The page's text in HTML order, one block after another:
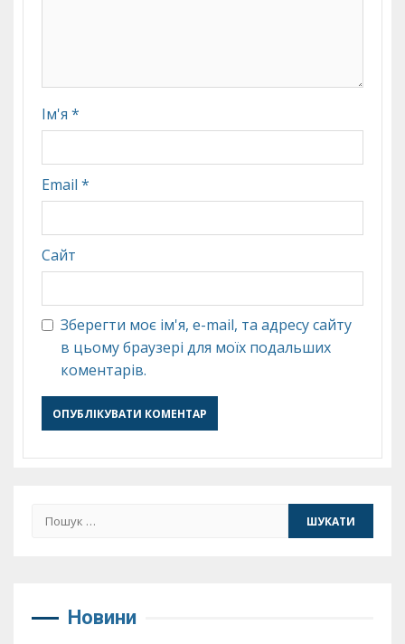
Ім'я *
Email *
Сайт
Зберегти моє ім'я, e-mail, та адресу сайту
в цьому браузері для моїх подальших
коментарів.
Пошук:
Новини